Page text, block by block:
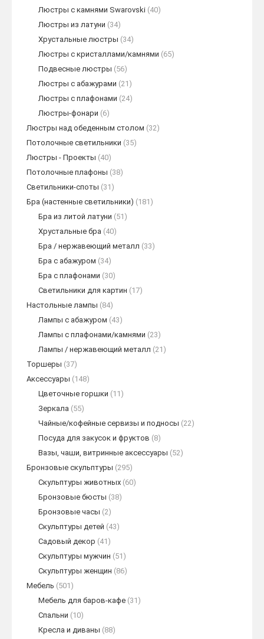
Люстры с камнями Swarovski (40)
Люстры из латуни (34)
Хрустальные люстры (34)
Люстры с кристаллами/камнями (65)
Подвесные люстры (56)
Люстры с абажурами (21)
Люстры с плафонами (24)
Люстры-фонари (6)
Люстры над обеденным столом (32)
Потолочные светильники (35)
Люстры - Проекты (40)
Потолочные плафоны (38)
Светильники-споты (31)
Бра (настенные светильники) (181)
Бра из литой латуни (51)
Хрустальные бра (40)
Бра / нержавеющий металл (33)
Бра с абажуром (34)
Бра с плафонами (30)
Светильники для картин (17)
Настольные лампы (84)
Лампы с абажуром (43)
Лампы с плафонами/камнями (23)
Лампы / нержавеющий металл (21)
Торшеры (37)
Аксессуары (148)
Цветочные горшки (11)
Зеркала (55)
Чайные/кофейные сервизы и подносы (22)
Посуда для закусок и фруктов (8)
Вазы, чаши, витринные аксессуары (52)
Бронзовые скульптуры (295)
Скульптуры животных (60)
Бронзовые бюсты (38)
Бронзовые часы (2)
Скульптуры детей (43)
Садовый декор (41)
Скульптуры мужчин (51)
Скульптуры женщин (86)
Мебель (501)
Мебель для баров-кафе (31)
Спальни (10)
Кресла и диваны (88)